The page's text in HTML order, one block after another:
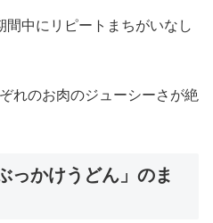
中にリピートまちがいなし
れのお肉のジューシーさが絶
っかけうどん」のま